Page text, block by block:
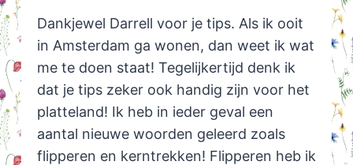
Dankjewel Darrell voor je tips. Als ik ooit
in Amsterdam ga wonen, dan weet ik wat
me te doen staat! Tegelijkertijd denk ik
dat je tips zeker ook handig zijn voor het
platteland! Ik heb in ieder geval een
aantal nieuwe woorden geleerd zoals
flipperen en kerntrekken! Flipperen heb ik